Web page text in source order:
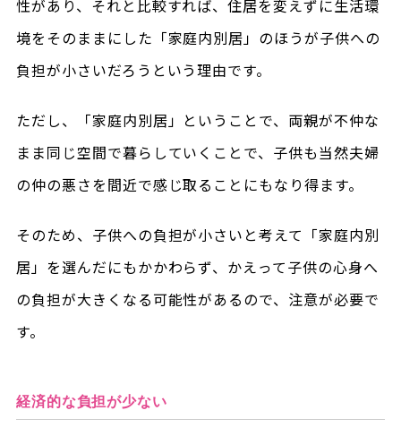
性があり、それと比較すれば、住居を変えずに生活環
境をそのままにした「家庭内別居」のほうが子供への
負担が小さいだろうという理由です。
ただし、「家庭内別居」ということで、両親が不仲な
まま同じ空間で暮らしていくことで、子供も当然夫婦
の仲の悪さを間近で感じ取ることにもなり得ます。
そのため、子供への負担が小さいと考えて「家庭内別
居」を選んだにもかかわらず、かえって子供の心身へ
の負担が大きくなる可能性があるので、注意が必要で
す。
経済的な負担が少ない